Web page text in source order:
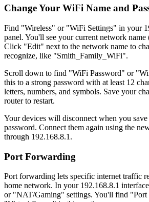
Change Your WiFi Name and
Find "Wireless" or "WiFi Settings" in your
panel. You'll see your current network name
Click "Edit" next to the network name to
recognize, like "Smith_Family_WiFi".
Scroll down to find "WiFi Password" or
this to a strong password with at least 12
letters, numbers, and symbols. Save your
router to restart.
Your devices will disconnect when you
password. Connect them again using the
through 192.168.8.1.
Port Forwarding
Port forwarding lets specific internet traffic
home network. In your 192.168.8.1
or "NAT/Gaming" settings. You'll find